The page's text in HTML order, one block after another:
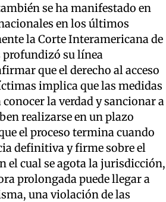
se ha manifestado en
en los últimos
la Corte Interamericana de
profundizó su línea
que el derecho al acceso
implica que las medidas
conocer la verdad y sancionar a
realizarse en un plazo
el proceso termina cuando
definitiva y firme sobre el
el cual se agota la jurisdicción,
prolongada puede llegar a
una violación de las